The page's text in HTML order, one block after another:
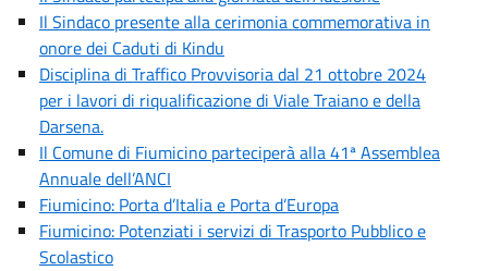
Il Sindaco presente alla cerimonia commemorativa in
onore dei Caduti di Kindu
Disciplina di Traffico Provvisoria dal 21 ottobre 2024
per i lavori di riqualificazione di Viale Traiano e della
Darsena.
Il Comune di Fiumicino parteciperà alla 41ª Assemblea
Annuale dell’ANCI
Fiumicino: Porta d’Italia e Porta d’Europa
Fiumicino: Potenziati i servizi di Trasporto Pubblico e
Scolastico